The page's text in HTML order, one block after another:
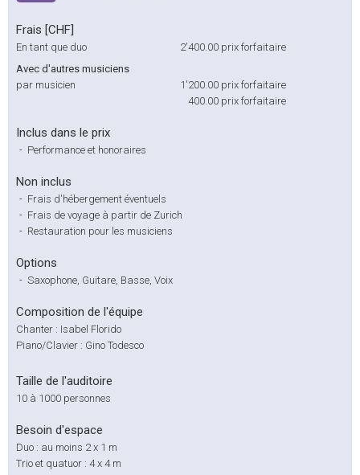
Frais [CHF]
En tant que duo 2'400.00 prix forfaitaire
Avec d'autres musiciens
par musicien
1'200.00 prix forfaitaire
400.00 prix forfaitaire
Inclus dans le prix
- Performance et honoraires
Non inclus
- Frais d'hébergement éventuels
- Frais de voyage à partir de Zurich
- Restauration pour les musiciens
Options
- Saxophone, Guitare, Basse, Voix
Composition de l'équipe
Chanter : Isabel Florido
Piano/Clavier : Gino Todesco
Taille de l'auditoire
10 à 1000 personnes
Besoin d'espace
Duo : au moins 2 x 1 m
Trio et quatuor : 4 x 4 m